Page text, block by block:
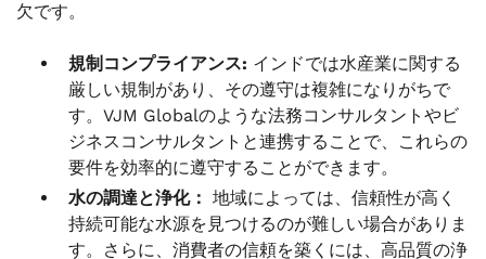
欠です。
規制コンプライアンス: インドでは水産業に関する
厳しい規制があり、その遵守は複雑になりがちで
す。VJM Globalのような法務コンサルタントやビ
ジネスコンサルタントと連携することで、これらの
要件を効率的に遵守することができます。
水の調達と浄化： 地域によっては、信頼性が高く
持続可能な水源を見つけるのが難しい場合がありま
す。さらに、消費者の信頼を築くには、高品質の浄